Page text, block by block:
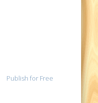
Publish for Free